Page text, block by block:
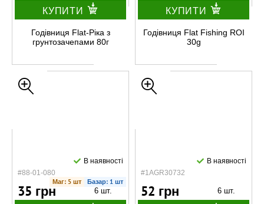
КУПИТИ
Годівниця Flat-Ріка з
грунтозачепами 80г
КУПИТИ
Годівниця Flat Fishing ROI
30g
#88-01-080
В наявності
Маг: 5 шт Базар: 1 шт
35 грн 6 шт.
#1AGR30732
В наявності
52 грн 6 шт.